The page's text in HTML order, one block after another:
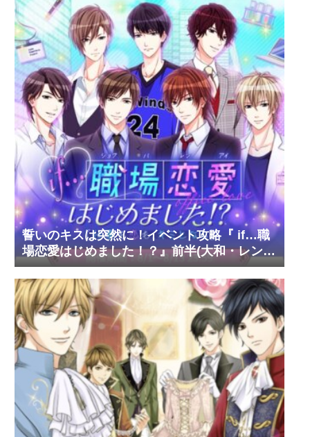
誓いのキスは突然に！イベント攻略『 if…職
場恋愛はじめました！？』前半(大和・レン・
環・蒼太)